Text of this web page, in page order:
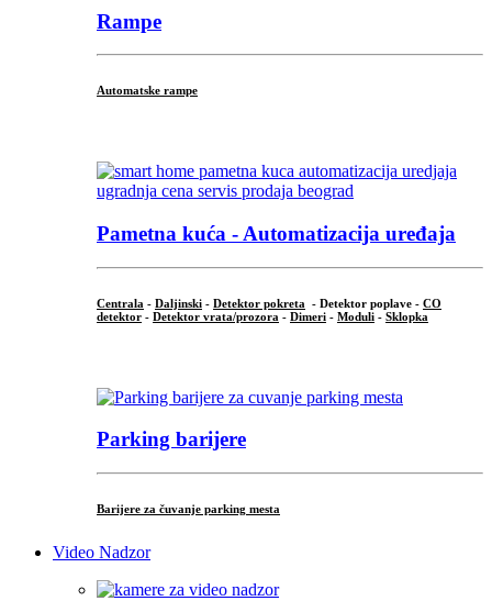
Rampe
Automatske rampe
Pametna kuća - Automatizacija uređaja
Centrala - Daljinski - Detektor pokreta - Detektor poplave - CO
detektor - Detektor vrata/prozora - Dimeri - Moduli - Sklopka
Parking barijere
Barijere za čuvanje parking mesta
Video Nadzor